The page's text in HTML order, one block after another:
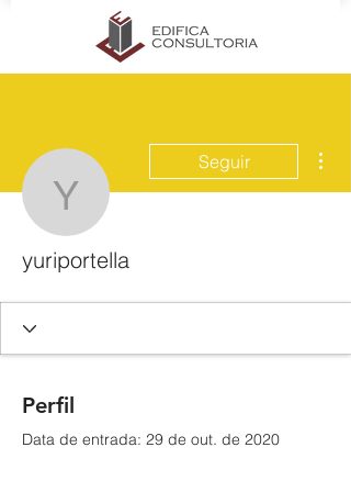
yuriportella
Seguir
yuriportella
Perfil
Data de entrada: 29 de out. de 2020